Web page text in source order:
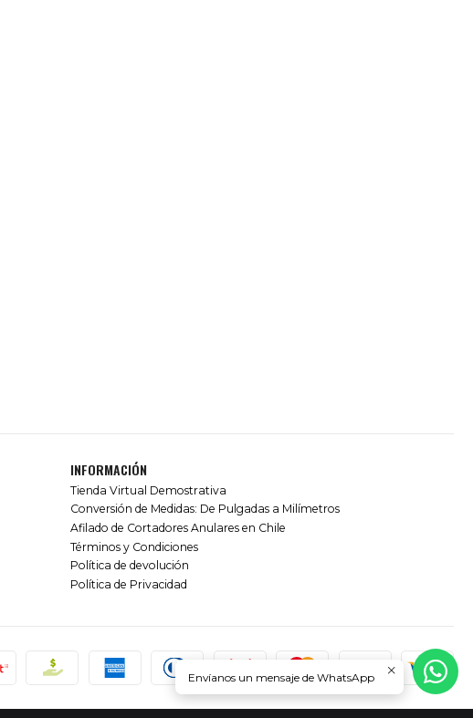
INFORMACIÓN
Tienda Virtual Demostrativa
Conversión de Medidas: De Pulgadas a Milímetros
Afilado de Cortadores Anulares en Chile
Términos y Condiciones
Política de devolución
Política de Privacidad
Envíanos un mensaje de WhatsApp